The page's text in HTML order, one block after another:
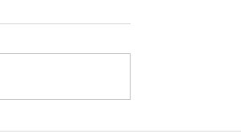
China pone en operación la primera